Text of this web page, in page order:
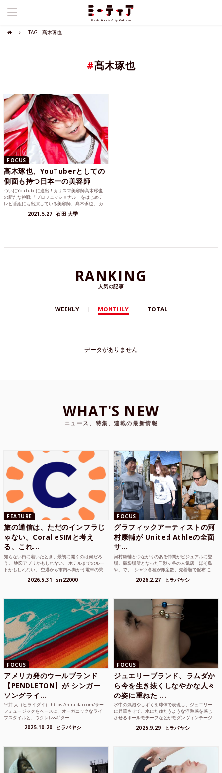
TAG : 髙木琢也
#髙木琢也
FOCUS
髙木琢也、YouTuberとしての
側面も持つ日本一の美容師
ついにYouTubeに進出！カリスマ美容師髙木琢也
の新たな挑戦 「プロフェッショナル」をはじめテ
レビ番組にも出演している美容師、髙木琢也。 カ
2021.5.27 石田 大季
RANKING
人気の記事
WEEKLY MONTHLY TOTAL
データがありません
WHAT'S NEW
ニュース、特集、連載の最新情報
FEATURE
旅の通信は、ただのインフラじ
ゃない。Coral eSIMと考え
る、これ...
知らない街に着いたとき、最初に開くのは何だろ
う。 地図アプリかもしれない。 ホテルまでのルー
トかもしれない。 空港から市内へ向かう電車の乗
2026.5.31 sn22000
FOCUS
グラフィックアーティストの河
村康輔が United Athleの全面
サ...
河村康輔とつながりのある仲間がビジュアルに登
場。撮影場所となった千駄ヶ谷の人気店「ほそ島
や」で、Tシャツ各種が限定数、先着順で配布 こ
2026.2.27 ヒラバヤシ
FOCUS
アメリカ発のウールブランド
【PENDLETON】が シンガー
ソングライ...
平井 大（ヒライダイ） https://hiraidai.com/サー
フミュージックをベースに、オーガニックなライ
フスタイルと、ウクレレ&ギター...
2025.10.20 ヒラバヤシ
FOCUS
ジュエリーブランド、ラムダか
ら今を生き抜くしなやかな人々
の姿に重ねた ...
水中の気泡やしずくを球体で表現し、ジュエリー
に昇華させて、水にたゆたうような浮遊感を感じ
させるボールモチーフなどがモダンヴィンテージ
2025.9.29 ヒラバヤシ